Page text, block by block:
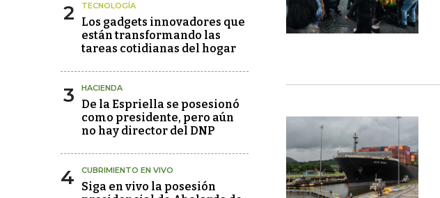
2 TECNOLOGÍA
Los gadgets innovadores que
están transformando las
tareas cotidianas del hogar
3 HACIENDA
De la Espriella se posesionó
como presidente, pero aún
no hay director del DNP
4 CUBRIMIENTO EN VIVO
Siga en vivo la posesión